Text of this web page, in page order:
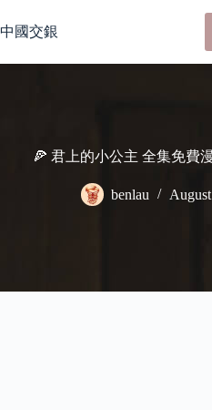
to
content
中國交銀
🍕 君上的小公主 全集免費
benlau